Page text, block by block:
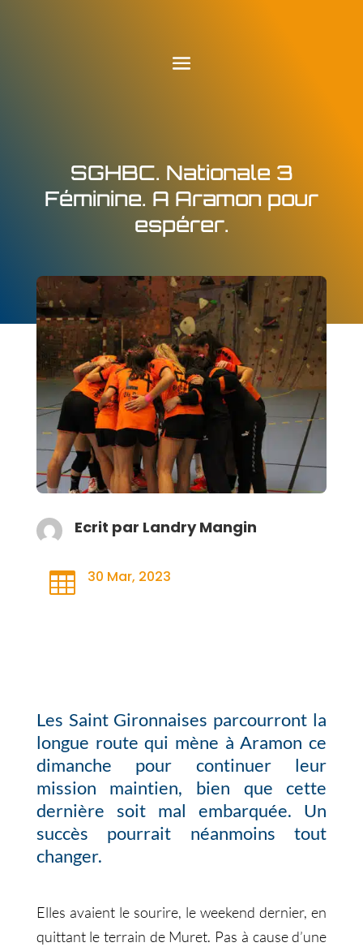
SGHBC. Nationale 3
Féminine. A Aramon pour
espérer.
Ecrit par Landry Mangin
 30 Mar, 2023
Les Saint Gironnaises parcourront la
longue route qui mène à Aramon ce
dimanche pour continuer leur
mission maintien, bien que cette
dernière soit mal embarquée. Un
succès pourrait néanmoins tout
changer.
Elles avaient le sourire, le weekend dernier, en
quittant le terrain de Muret. Pas à cause d’une